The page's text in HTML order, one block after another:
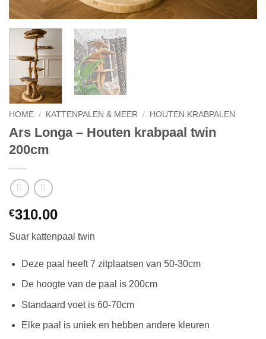
HOME / KATTENPALEN & MEER / HOUTEN KRABPALEN
Ars Longa – Houten krabpaal twin
200cm
€310.00
Suar kattenpaal twin
Deze paal heeft 7 zitplaatsen van 50-30cm
De hoogte van de paal is 200cm
Standaard voet is 60-70cm
Elke paal is uniek en hebben andere kleuren